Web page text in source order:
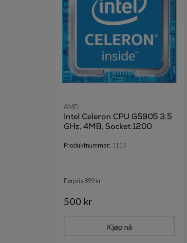
AMD
Intel Celeron CPU G5905 3.5
GHz, 4MB, Socket 1200
Produktnummer: 1113
Førpris 899 kr
500 kr
Kjøp nå